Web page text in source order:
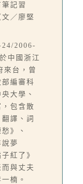
記習
／廖堅
2006-
中國浙江
來台，曾
編審科
大學、
包含散
譯、詞
》、
夢
紅了》
與丈夫
楠。